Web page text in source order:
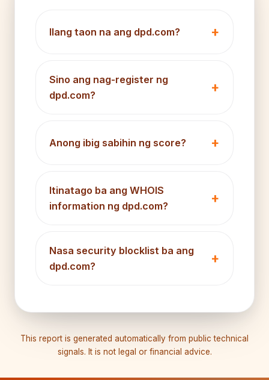
Ilang taon na ang dpd.com?
Sino ang nag-register ng
dpd.com?
Anong ibig sabihin ng score?
Itinatago ba ang WHOIS
information ng dpd.com?
Nasa security blocklist ba ang
dpd.com?
This report is generated automatically from public technical
signals. It is not legal or financial advice.